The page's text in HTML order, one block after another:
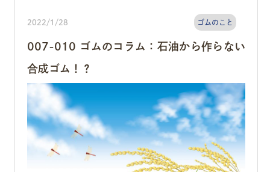
2022/1/28 ゴムのこと
007-010 ゴムのコラム：石油から作らない
合成ゴム！？